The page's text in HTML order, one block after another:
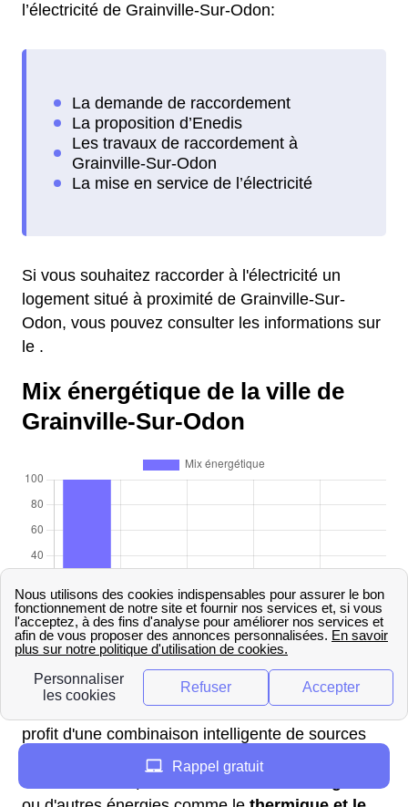
l’électricité de Grainville-Sur-Odon:
Si vous souhaitez raccorder à l'électricité un
logement situé à proximité de Grainville-Sur-
Odon, vous pouvez consulter les informations sur
le .
Mix énergétique de la ville de
Grainville-Sur-Odon
la région Basse-Normandie, les habitants ont
mix énergétique diversifié. Ils tirent
profit d'une combinaison intelligente de sources
d'énergie, allant des énergies renouvelables
Rappel gratuit